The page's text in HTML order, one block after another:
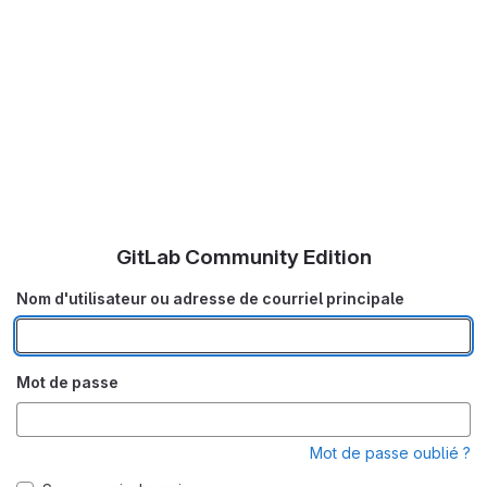
GitLab Community Edition
Nom d'utilisateur ou adresse de courriel principale
Mot de passe
Mot de passe oublié ?